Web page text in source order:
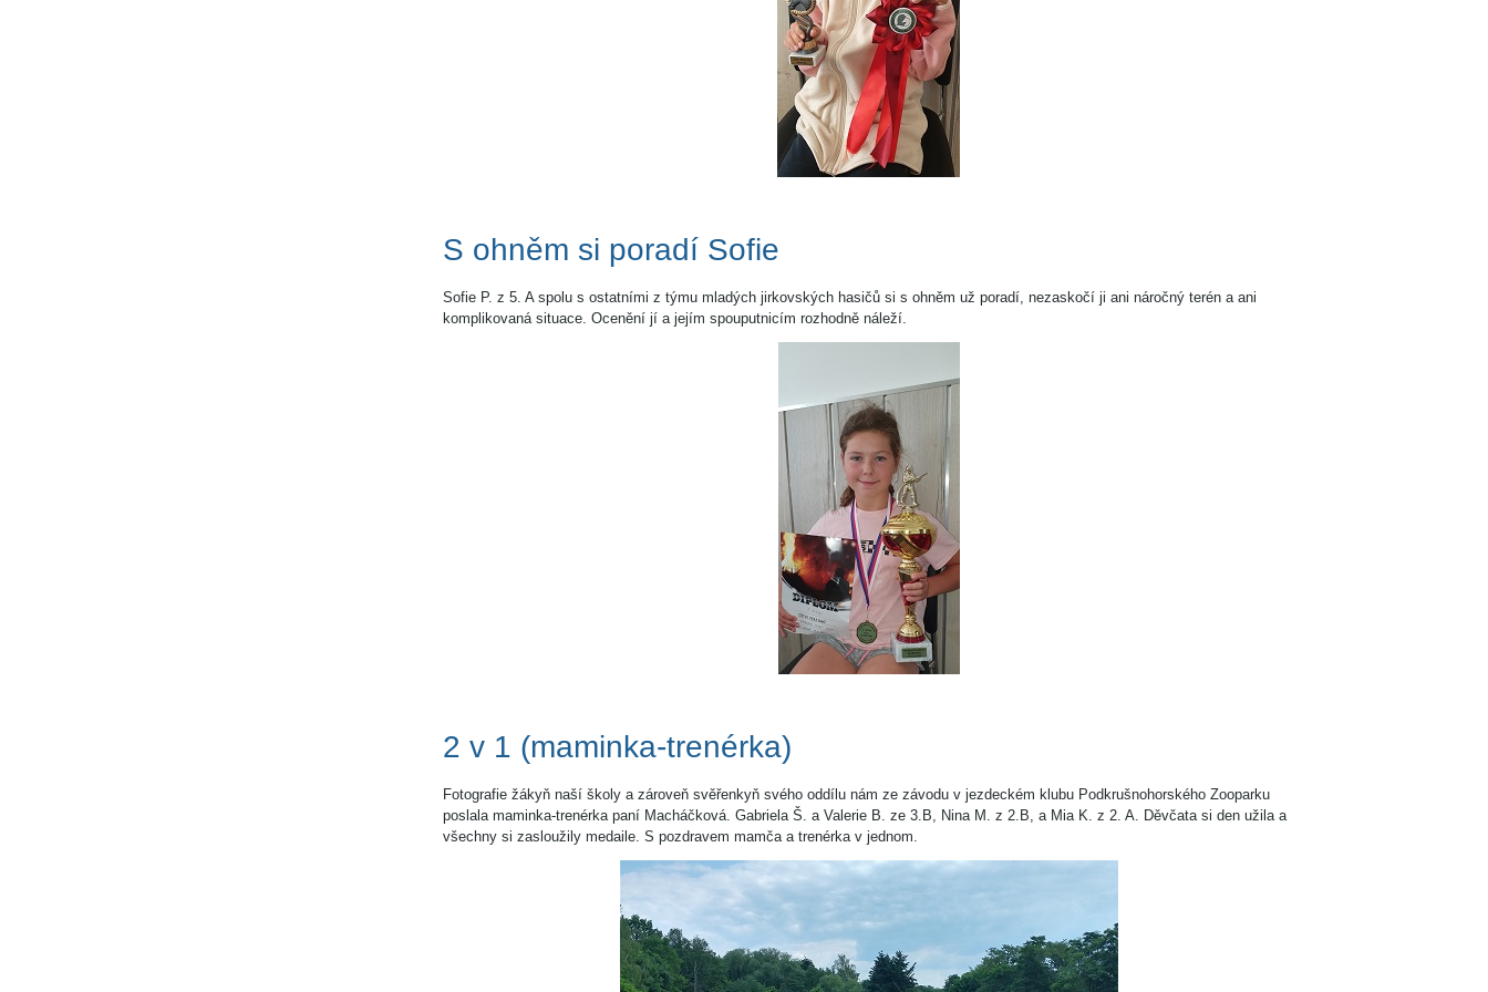
S ohněm si poradí Sofie
Sofie P. z 5. A spolu s ostatními z týmu mladých jirkovských hasičů si s ohněm už poradí, nezaskočí ji ani náročný terén a ani
komplikovaná situace. Ocenění jí a jejím spouputnicím rozhodně náleží.
2 v 1 (maminka-trenérka)
Fotografie žákyň naší školy a zároveň svěřenkyň svého oddílu nám ze závodu v jezdeckém klubu Podkrušnohorského Zooparku
poslala maminka-trenérka paní Macháčková. Gabriela Š. a Valerie B. ze 3.B, Nina M. z 2.B, a Mia K. z 2. A. Děvčata si den užila a
všechny si zasloužily medaile. S pozdravem mamča a trenérka v jednom.